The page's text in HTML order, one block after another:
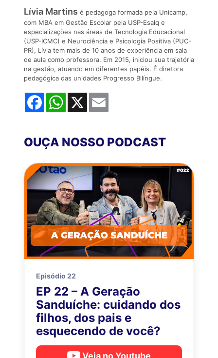
Lívia Martins é pedagoga formada pela Unicamp,
com MBA em Gestão Escolar pela USP-Esalq e
especializações nas áreas de Tecnologia Educacional
(USP-ICMC) e Neurociência e Psicologia Positiva (PUC-
PR), Lívia tem mais de 10 anos de experiência em sala
de aula como professora. Em 2015, iniciou sua trajetória
na gestão, atuando em diferentes papéis. É diretora
pedagógica das unidades Progresso Bilíngue.
FacebookWhatsApp
X
OUÇA NOSSO PODCAST
Episódio 22
EP 22 – A Geração
Sanduíche: cuidando dos
filhos, dos pais e
esquecendo de você?
Veja no Youtube